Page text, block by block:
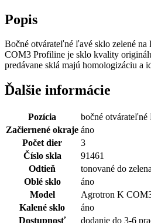
Popis
Bočné otvárateľné ľavé sklo zelené
COM3 Profiline je sklo kvality
predávane sklá majú homologizáciu a
Ďalšie informácie
Pozícia
bočné otvárateľné
Začiernené okraje áno
Počet dier
3
Číslo skla
91461
Odtieň
tonované do zelena
Oblé sklo
áno
Model
Agrotron K
Kalené sklo
áno
Dostupnosť
dodanie do 3-6